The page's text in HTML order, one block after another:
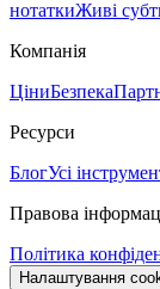
нотаткиЖиві
Компанія
ЦіниБезпека
Ресурси
БлогУсі
Правова
Політика
Налаштування